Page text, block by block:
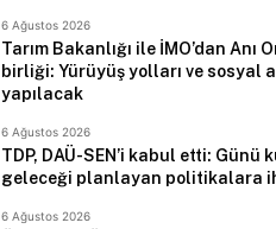
6 Ağustos 2026
Tarım Bakanlığı ile İMO’dan Anı
birliği: Yürüyüş yolları ve sosyal
yapılacak
6 Ağustos 2026
TDP, DAÜ-SEN’i kabul etti: Günü
geleceği planlayan politikalara
6 Ağustos 2026